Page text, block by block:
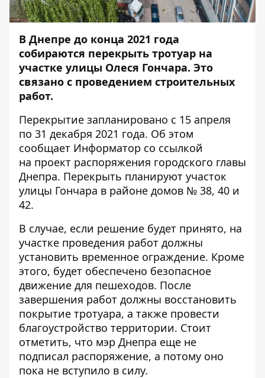
В Днепре до конца 2021 года
собираются перекрыть тротуар на
участке улицы Олеся Гончара. Это
связано с проведением строительных
работ.
Перекрытие запланировано с 15 апреля
по 31 декабря 2021 года. Об этом
сообщает Информатор со ссылкой
на проект распоряжения городского главы
Днепра. Перекрыть планируют участок
улицы Гончара в районе домов № 38, 40 и
42.
В случае, если решение будет принято, на
участке проведения работ должны
установить временное ограждение. Кроме
этого, будет обеспечено безопасное
движение для пешеходов. После
завершения работ должны восстановить
покрытие тротуара, а также провести
благоустройство территории. Стоит
отметить, что мэр Днепра еще не
подписал распоряжение, а потому оно
пока не вступило в силу.